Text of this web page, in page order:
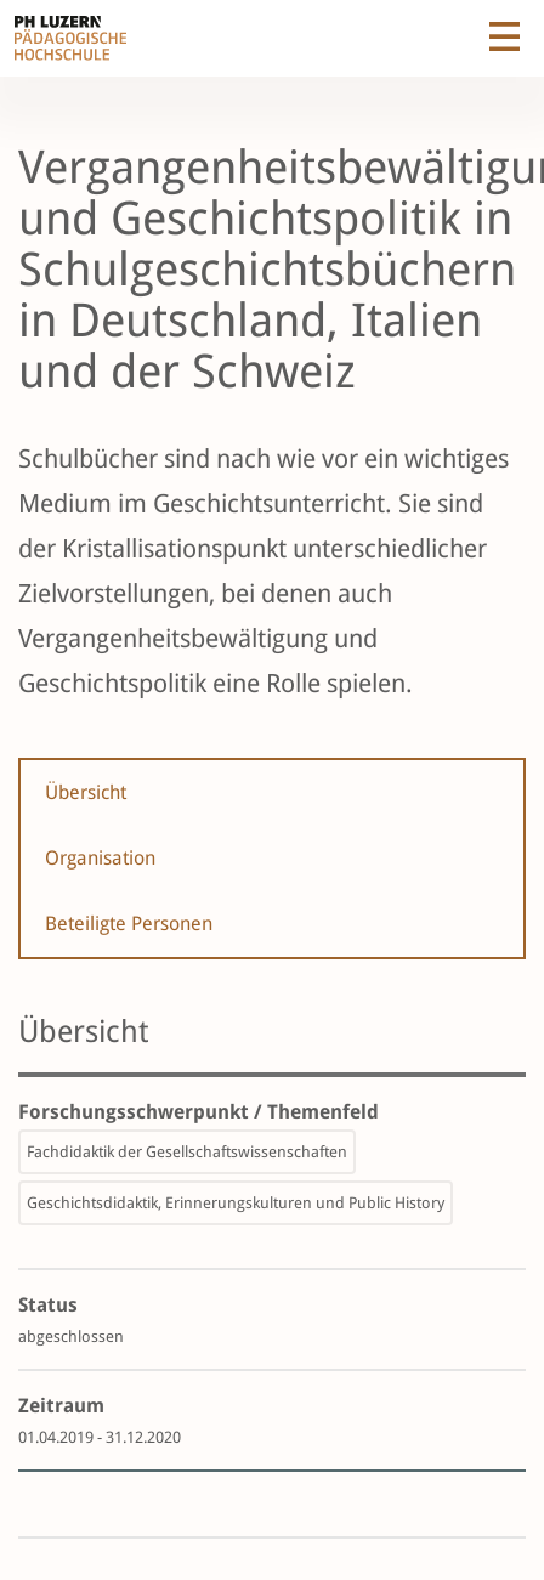
und Geschichtspolitik in
Schulgeschichtsbüchern
in Deutschland, Italien
und der Schweiz
Schulbücher sind nach wie vor ein wichtiges
Medium im Geschichtsunterricht. Sie sind
der Kristallisationspunkt unterschiedlicher
Zielvorstellungen, bei denen auch
Vergangenheitsbewältigung und
Geschichtspolitik eine Rolle spielen.
Übersicht
Organisation
Beteiligte Personen
Übersicht
Forschungsschwerpunkt / Themenfeld
Fachdidaktik der Gesellschaftswissenschaften
Geschichtsdidaktik, Erinnerungskulturen und Public History
Status
abgeschlossen
Zeitraum
01.04.2019 - 31.12.2020